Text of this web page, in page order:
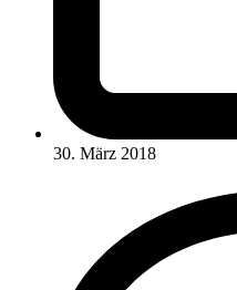
30. März 2018